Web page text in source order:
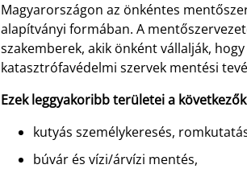
Magyarországon az önkéntes
alapítványi formában. A
szakemberek, akik önként vállalják,
katasztrófavédelmi szervek mentési
Ezek leggyakoribb területei a
kutyás személykeresés,
búvár és vízi/árvízi mentés,